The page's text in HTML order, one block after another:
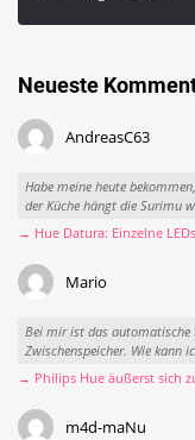
Neueste
AndreasC63
Habe meine heute
der Küche hängt die Surimu
→ Hue Datura: Einzelne
Mario
Bei mir ist das automatische
Zwischenspeicher. Wie kann
→ Philips Hue äußerst sich
m4d-maNu